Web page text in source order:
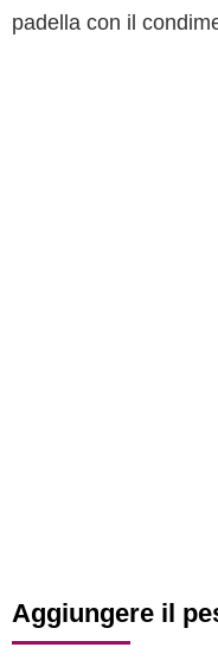
padella con il
Aggiungere il